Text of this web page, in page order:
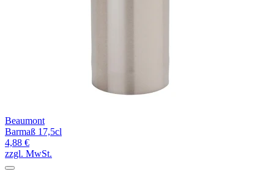
Beaumont
Barmaß 17,5cl
4,88 €
zzgl. MwSt.